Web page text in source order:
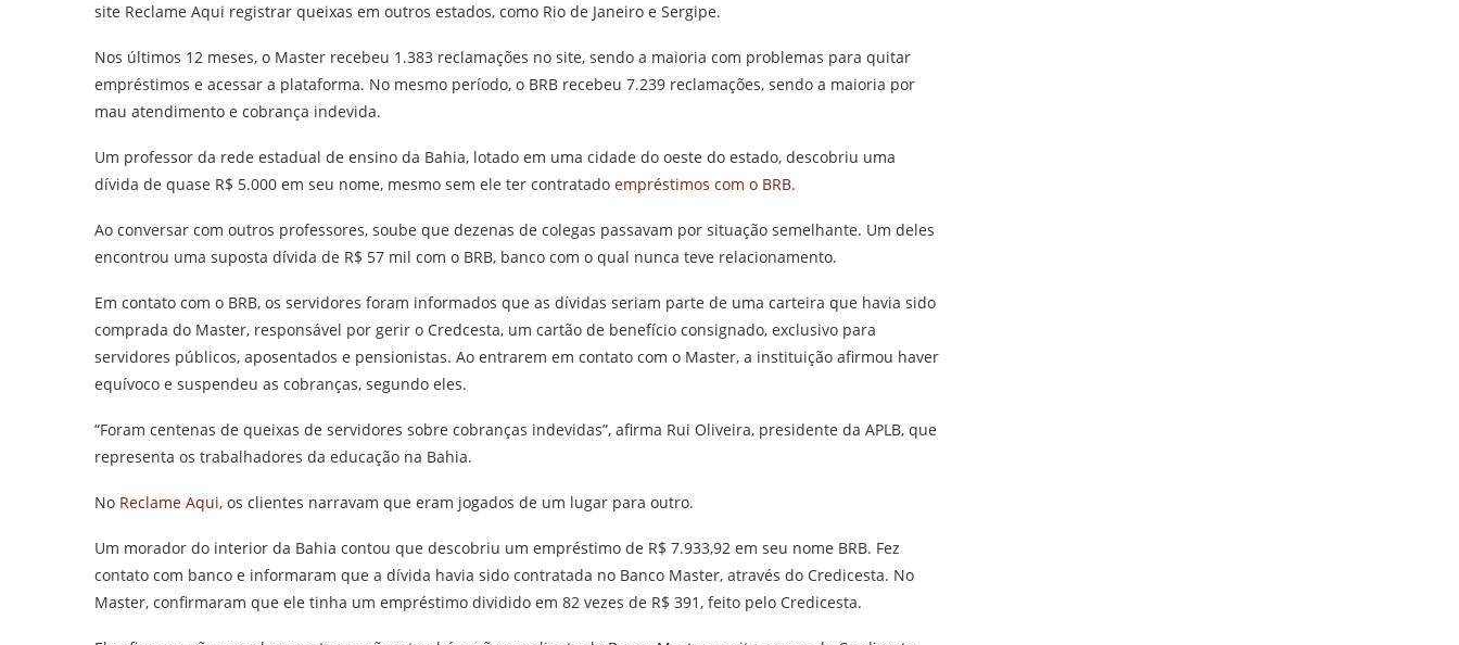
site Reclame Aqui registrar queixas em outros estados, como Rio de Janeiro e Sergipe.
Nos últimos 12 meses, o Master recebeu 1.383 reclamações no site, sendo a maioria com problemas para quitar
empréstimos e acessar a plataforma. No mesmo período, o BRB recebeu 7.239 reclamações, sendo a maioria por
mau atendimento e cobrança indevida.
Um professor da rede estadual de ensino da Bahia, lotado em uma cidade do oeste do estado, descobriu uma
dívida de quase R$ 5.000 em seu nome, mesmo sem ele ter contratado empréstimos com o BRB.
Ao conversar com outros professores, soube que dezenas de colegas passavam por situação semelhante. Um deles
encontrou uma suposta dívida de R$ 57 mil com o BRB, banco com o qual nunca teve relacionamento.
Em contato com o BRB, os servidores foram informados que as dívidas seriam parte de uma carteira que havia sido
comprada do Master, responsável por gerir o Credcesta, um cartão de benefício consignado, exclusivo para
servidores públicos, aposentados e pensionistas. Ao entrarem em contato com o Master, a instituição afirmou haver
equívoco e suspendeu as cobranças, segundo eles.
“Foram centenas de queixas de servidores sobre cobranças indevidas”, afirma Rui Oliveira, presidente da APLB, que
representa os trabalhadores da educação na Bahia.
No Reclame Aqui, os clientes narravam que eram jogados de um lugar para outro.
Um morador do interior da Bahia contou que descobriu um empréstimo de R$ 7.933,92 em seu nome BRB. Fez
contato com banco e informaram que a dívida havia sido contratada no Banco Master, através do Credicesta. No
Master, confirmaram que ele tinha um empréstimo dividido em 82 vezes de R$ 391, feito pelo Credicesta.